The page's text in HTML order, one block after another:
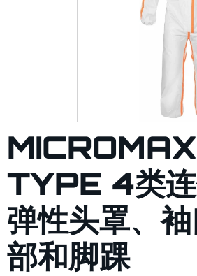
TYPE 4类
弹性头罩、
部和脚踝